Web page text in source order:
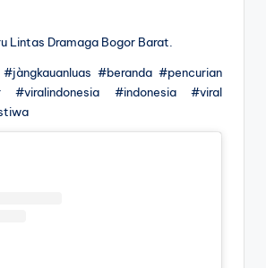
Lintas Dramaga Bogor Barat.
#beranda #pencurian
#indonesia #viral